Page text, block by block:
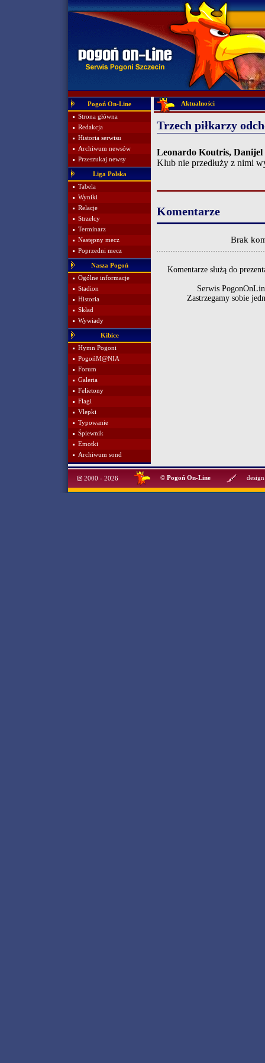
Pogoń On-Line
Strona główna
Redakcja
Historia serwisu
Archiwum newsów
Przeszukaj newsy
Liga Polska
Tabela
Wyniki
Relacje
Strzelcy
Terminarz
Następny mecz
Poprzedni mecz
Nasza Pogoń
Ogólne informacje
Stadion
Historia
Skład
Wywiady
Kibice
Hymn Pogoni
PogońM@NIA
Forum
Galeria
Felietony
Flagi
Vlepki
Typowanie
Śpiewnik
Emotki
Archiwum sond
Aktualności
Trzech piłkarzy
Leonardo Koutris, Danijel
Klub nie przedłuży z nimi
Komentarze
Brak
Komentarze służą do
Serwis
Zastrzegamy sobie
2000 - 2026 © Pogoń On-Line